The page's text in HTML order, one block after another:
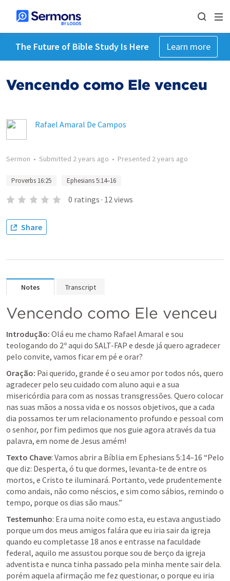
The Future of Bible Study Is Here Learn more
Vencendo como Ele venceu
Rafael Amaral De Campos
Sermon • Submitted 2 years ago • Presented 2 years ago
Proverbs 16:25 Ephesians 5:14–16
0 ratings · 12views
Share
Notes Transcript
Vencendo como Ele venceu
Introdução: Olá eu me chamo Rafael Amaral e sou
teologando do 2º aqui do SALT-FAP e desde já quero agradecer
pelo convite, vamos ficar em pé e orar?
Oração: Pai querido, grande é o seu amor por todos nós, quero
agradecer pelo seu cuidado com aluno aqui e a sua
misericórdia para com as nossas transgressões. Quero colocar
nas suas mãos a nossa vida e os nossos objetivos, que a cada
dia possamos ter um relacionamento profundo e pessoal com
o senhor, por fim pedimos que nos guie agora através da tua
palavra, em nome de Jesus amém!
Texto Chave: Vamos abrir a Bíblia em Ephesians 5:14–16 “Pelo
que diz: Desperta, ó tu que dormes, levanta-te de entre os
mortos, e Cristo te iluminará. Portanto, vede prudentemente
como andais, não como néscios, e sim como sábios, remindo o
tempo, porque os dias são maus.”
Testemunho: Era uma noite como esta, eu estava angustiado
porque um dos meus amigos falára que eu iria sair da igreja
quando eu completasse 18 anos e entrasse na faculdade
federal, aquilo me assustou porque sou de berço da igreja
adventista e nunca tinha passado pela minha mente sair dela.
porém aquela afirmação me fez questionar, o porque eu iria